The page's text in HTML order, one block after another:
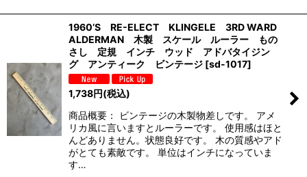
1960’S RE-ELECT KLINGELE 3RD WARD
ALDERMAN 木製 スケール ルーラー もの
さし 定規 インチ ウッド アドバタイジン
グ アンティーク ビンテージ [sd-1017]
1,738円(税込)
商品概要： ビンテージの木製物差しです。 アメ
リカ風に言いますとルーラーです。 使用感はほと
んどありません。状態良好です。 木の質感やアド
がとても素敵です。 単位はインチになっていま
す…